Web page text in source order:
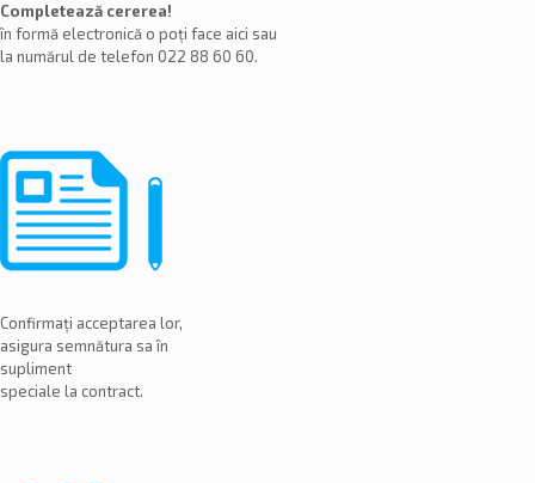
Completează cererea!
în formă electronică o poți face aici sau
la numărul de telefon 022 88 60 60.
Confirmați acceptarea lor,
asigura semnătura sa în
supliment
speciale la contract.